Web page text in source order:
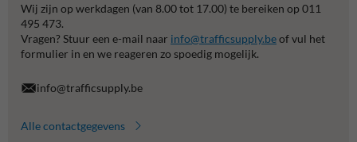
Wij zijn op werkdagen (van 8.00 tot 17.00) te bereiken op 011
495 473.
Vragen? Stuur een e-mail naar info@trafficsupply.beof vul het
formulier in en we reageren zo spoedig mogelijk.
info@trafficsupply.be
Alle contactgegevens